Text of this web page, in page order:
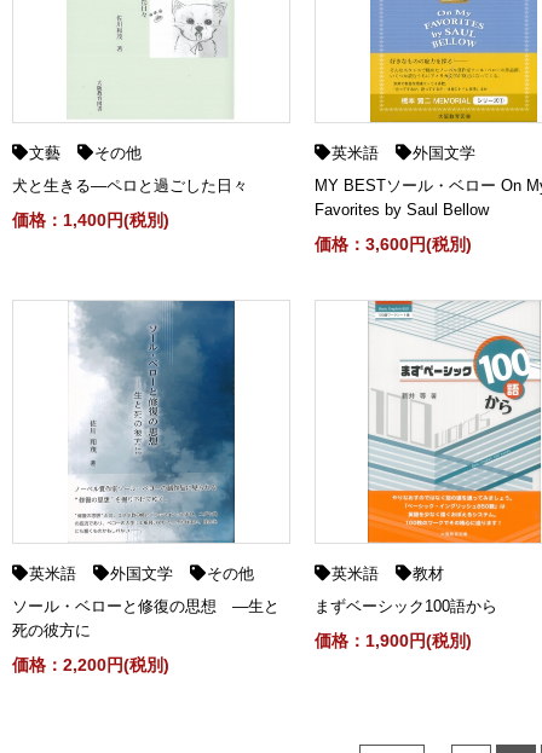
文藝
その他
犬と生きる―ペロと過ごした日々
価格：1,400円(税別)
英米語
外国文学
MY BESTソール・ベロー On
Favorites by Saul Bellow
価格：3,600円(税別)
英米語 外国文学
その他
ソール・ベローと修復の思想 ―生と
死の彼方に
価格：2,200円(税別)
英米語
教材
まずベーシック100語から
価格：1,900円(税別)